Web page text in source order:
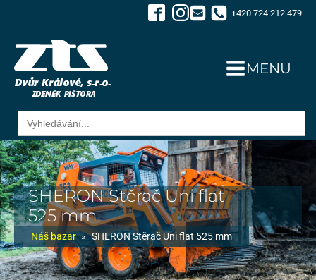
+420 724 212 479
MENU
Search
for:
SHERON Stěrač Uni flat
525 mm
Náš bazar » SHERON Stěrač Uni flat 525 mm